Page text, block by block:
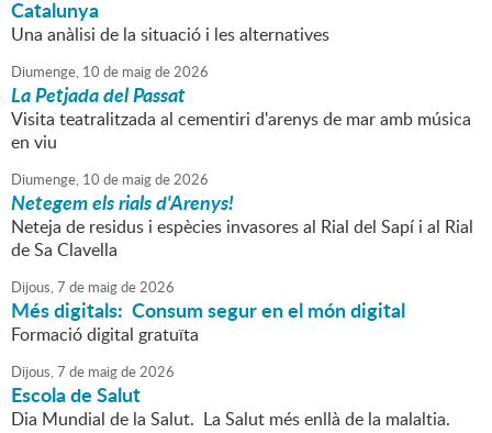
Catalunya
Una anàlisi de la situació i les alternatives
Diumenge, 10 de maigde2026
La Petjada del Passat
Visita teatralitzada al cementiri d'arenys de mar amb música
en viu
Diumenge, 10 de maigde2026
Netegem els rials d'Arenys!
Neteja de residus i espècies invasores al Rial del Sapí i al Rial
de Sa Clavella
Dijous,7 de maigde2026
Més digitals: Consum segur en el món digital
Formació digital gratuïta
Dijous,7 de maigde2026
Escola de Salut
Dia Mundial de la Salut. La Salut més enllà de la malaltia.